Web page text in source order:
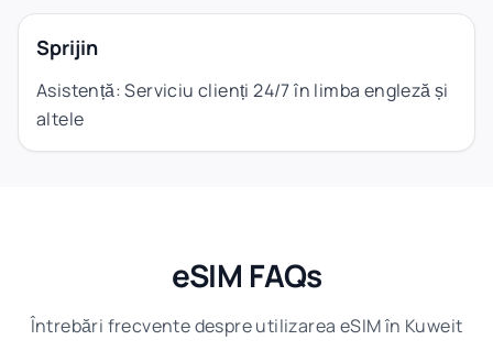
Sprijin
Asistență: Serviciu clienți 24/7 în limba engleză și
altele
eSIM FAQs
Întrebări frecvente despre utilizarea eSIM în Kuweit